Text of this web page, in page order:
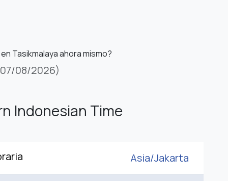
Tasikmalaya ahora mismo?
08/2026)
Indonesian Time
Asia/Jakarta